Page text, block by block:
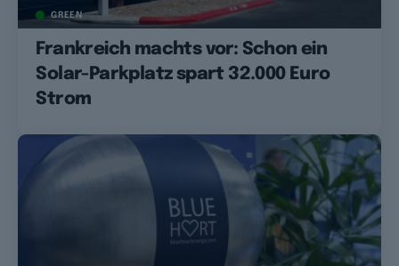
GREEN
Frankreich machts vor: Schon ein
Solar-Parkplatz spart 32.000 Euro
Strom